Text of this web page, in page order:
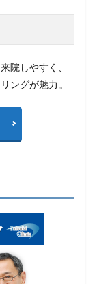
院しやすく、
ングが魅力。